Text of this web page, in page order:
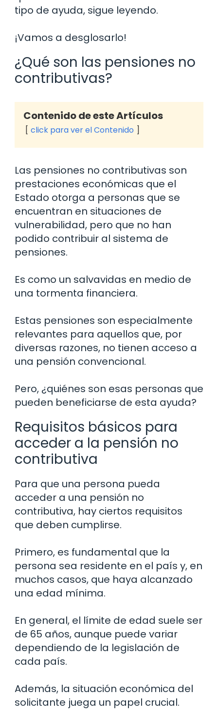
tipo de ayuda, sigue leyendo.
¡Vamos a desglosarlo!
¿Qué son las pensiones no
contributivas?
Contenido de este Artículos
click para ver el Contenido
Las pensiones no contributivas son
prestaciones económicas que el
Estado otorga a personas que se
encuentran en situaciones de
vulnerabilidad, pero que no han
podido contribuir al sistema de
pensiones.
Es como un salvavidas en medio de
una tormenta financiera.
Estas pensiones son especialmente
relevantes para aquellos que, por
diversas razones, no tienen acceso a
una pensión convencional.
Pero, ¿quiénes son esas personas que
pueden beneficiarse de esta ayuda?
Requisitos básicos para
acceder a la pensión no
contributiva
Para que una persona pueda
acceder a una pensión no
contributiva, hay ciertos requisitos
que deben cumplirse.
Primero, es fundamental que la
persona sea residente en el país y, en
muchos casos, que haya alcanzado
una edad mínima.
En general, el límite de edad suele ser
de 65 años, aunque puede variar
dependiendo de la legislación de
cada país.
Además, la situación económica del
solicitante juega un papel crucial.